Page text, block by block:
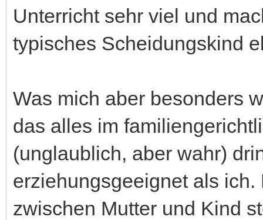
Unterricht sehr viel und
typisches Scheidungskind
Was mich aber besonders
das alles im
(unglaublich, aber wahr)
erziehungsgeeignet als
zwischen Mutter und Kind